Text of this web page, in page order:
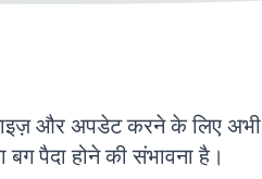
और अपडेट करने के लिए अभी
पैदा होने की संभावना है।